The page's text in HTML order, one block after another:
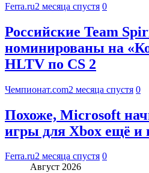
Ferra.ru2 месяца спустя 0
Российские Team
номинированы на
HLTV по CS 2
Чемпионат.com2 месяца спустя 0
Похоже, Microsoft
игры для Xbox ещё и
Ferra.ru2 месяца спустя 0
Август 2026